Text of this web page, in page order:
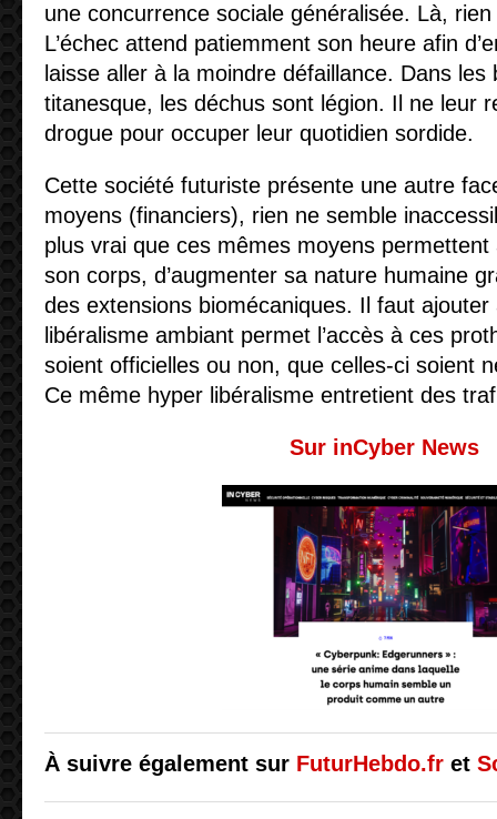
une concurrence sociale généralisée. Là, rien
L’échec attend patiemment son heure afin
laisse aller à la moindre défaillance. Dans
titanesque, les déchus sont légion. Il ne leur
drogue pour occuper leur quotidien sordide.
Cette société futuriste présente une autre
moyens (financiers), rien ne semble
plus vrai que ces mêmes moyens permettent
son corps, d’augmenter sa nature humaine
des extensions biomécaniques. Il faut ajouter
libéralisme ambiant permet l’accès à ces
soient officielles ou non, que celles-ci soient
Ce même hyper libéralisme entretient des
Sur inCyber News
À suivre également sur FuturHebdo.fr et